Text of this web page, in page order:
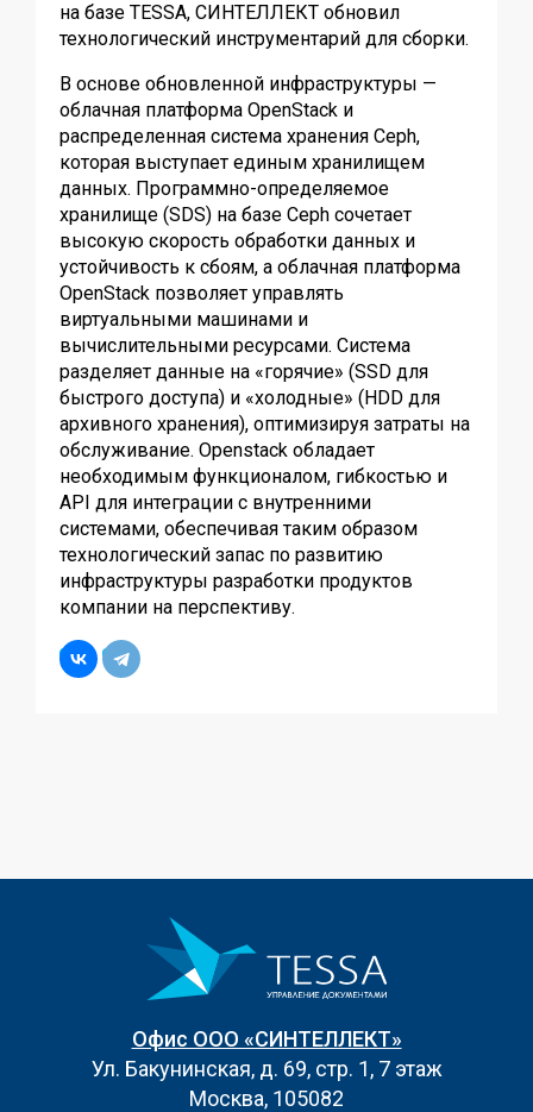
на базе TESSA, СИНТЕЛЛЕКТ обновил
технологический инструментарий для сборки.
В основе обновленной инфраструктуры —
облачная платформа OpenStack и
распределенная система хранения Ceph,
которая выступает единым хранилищем
данных. Программно-определяемое
хранилище (SDS) на базе Ceph сочетает
высокую скорость обработки данных и
устойчивость к сбоям, а облачная платформа
OpenStack позволяет управлять
виртуальными машинами и
вычислительными ресурсами. Система
разделяет данные на «горячие» (SSD для
быстрого доступа) и «холодные» (HDD для
архивного хранения), оптимизируя затраты на
обслуживание. Openstack обладает
необходимым функционалом, гибкостью и
API для интеграции с внутренними
системами, обеспечивая таким образом
технологический запас по развитию
инфраструктуры разработки продуктов
компании на перспективу.
Офис ООО «СИНТЕЛЛЕКТ»
Ул. Бакунинская, д. 69, стр. 1, 7 этаж
Москва, 105082